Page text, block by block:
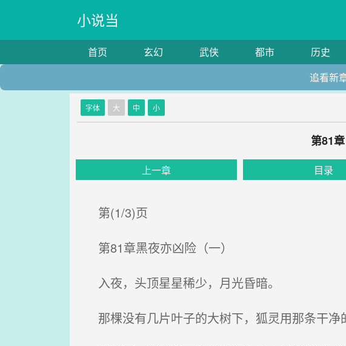
小说当
首页 玄幻 武侠 都市 历史
追看新
字体 大 中 小
第81
上一章 目录
第(1/3)页
第81章黑夜亦凶险（一）
入夜，头顶星星稀少，月光昏暗。
那棵没有几片叶子的大树下，狐灵用那条干净